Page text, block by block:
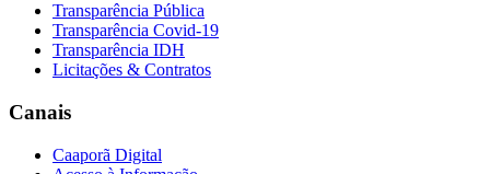
Transparência Pública
Transparência Covid-19
Transparência IDH
Licitações & Contratos
Canais
Caaporã Digital